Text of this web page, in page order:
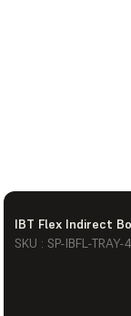
IBT Flex Indirect
SKU : SP-IBFL-TRAY-